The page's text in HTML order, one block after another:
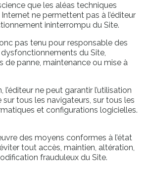
que les aléas techniques
ne permettent pas à l’éditeur
ininterrompu du Site.
pas tenu pour responsable des
du Site,
de panne, maintenance ou mise à
ne peut garantir l’utilisation
sur tous les navigateurs, sur tous les
et configurations logicielles.
des moyens conformes à l’état
tout accès, maintien, altération,
frauduleux du Site.